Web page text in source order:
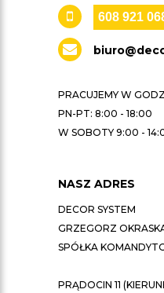
608 921
PRACUJEMY W
PN-PT: 8:00 - 18:00
W SOBOTY 9:00 -
NASZ ADRES
DECOR SYSTEM
GRZEGORZ
SPÓŁKA
PRĄDOCIN 11